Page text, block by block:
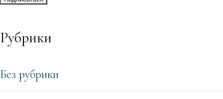
Рубрики
Без рубрики